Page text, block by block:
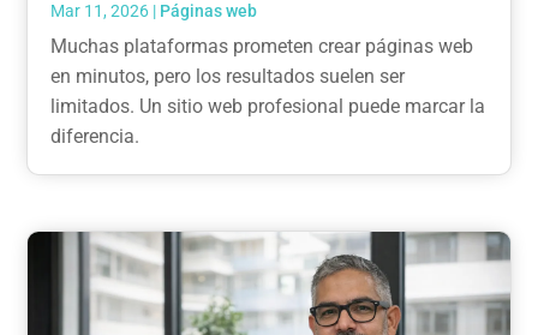
Mar 11, 2026 | Páginas web
Muchas plataformas prometen crear páginas web
en minutos, pero los resultados suelen ser
limitados. Un sitio web profesional puede marcar la
diferencia.